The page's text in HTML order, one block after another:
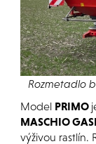
Rozmetadlo
Model PRIMO
MASCHIO
výživou rastlín.